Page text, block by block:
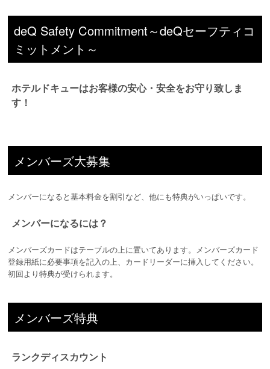
deQ Safety Commitment～deQセーフティコ
ミットメント～
ホテルドキューはお客様の安心・安全をお守り致しま
す！
メンバーズ大募集
メンバーになると基本料金を割引など、他にも特典がいっぱいです。
メンバーになるには？
メンバーズカードはテーブルの上に置いてあります。メンバーズカード
登録用紙に必要事項を記入の上、カードリーダーに挿入してください。
初回より特典が受けられます。
メンバーズ特典
ランクディスカウント